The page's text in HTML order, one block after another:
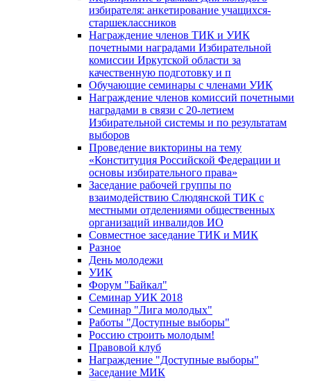
избирателя: анкетирование учащихся-
старшеклассников
Награждение членов ТИК и УИК
почетными наградами Избирательной
комиссии Иркутской области за
качественную подготовку и п
Обучающие семинары с членами УИК
Награждение членов комиссий почетными
наградами в связи с 20-летием
Избирательной системы и по результатам
выборов
Проведение викторины на тему
«Конституция Российской Федерации и
основы избирательного права»
Заседание рабочей группы по
взаимодействию Слюдянской ТИК с
местными отделениями общественных
организаций инвалидов ИО
Совместное заседание ТИК и МИК
Разное
День молодежи
УИК
Форум "Байкал"
Семинар УИК 2018
Семинар "Лига молодых"
Работы "Доступные выборы"
Россию строить молодым!
Правовой клуб
Награждение "Доступные выборы"
Заседание МИК